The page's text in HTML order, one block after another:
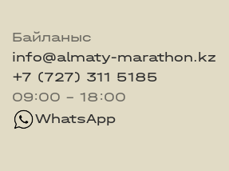
Байланыс
info@almaty-marathon.kz
+7 (727) 311 5185
09:00 - 18:00
WhatsApp